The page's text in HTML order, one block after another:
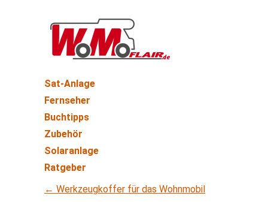
Sat-Anlage
Fernseher
Buchtipps
Zubehör
Solaranlage
Ratgeber
← Werkzeugkoffer für das Wohnmobil